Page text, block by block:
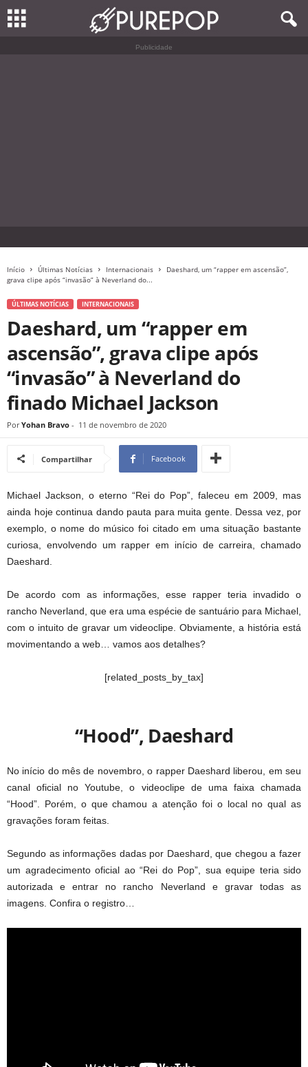
Publicidade
Início Últimas Notícias Internacionais
Daeshard, um “rapper em ascensão”,
grava clipe após “invasão” à Neverland do...
ÚLTIMAS NOTÍCIAS INTERNACIONAIS
Daeshard, um “rapper em
ascensão”, grava clipe após
“invasão” à Neverland do
finado Michael Jackson
Por Yohan Bravo - 11 de novembro de 2020
Compartilhar Facebook
Michael Jackson, o eterno “Rei do Pop”, faleceu em 2009, mas
ainda hoje continua dando pauta para muita gente. Dessa vez, por
exemplo, o nome do músico foi citado em uma situação bastante
curiosa, envolvendo um rapper em início de carreira, chamado
Daeshard.
De acordo com as informações, esse rapper teria invadido o
rancho Neverland, que era uma espécie de santuário para Michael,
com o intuito de gravar um videoclipe. Obviamente, a história está
movimentando a web… vamos aos detalhes?
[related_posts_by_tax]
“Hood”, Daeshard
No início do mês de novembro, o rapper Daeshard liberou, em seu
canal oficial no Youtube, o videoclipe de uma faixa chamada
“Hood”. Porém, o que chamou a atenção foi o local no qual as
gravações foram feitas.
Segundo as informações dadas por Daeshard, que chegou a fazer
um agradecimento oficial ao “Rei do Pop”, sua equipe teria sido
autorizada e entrar no rancho Neverland e gravar todas as
imagens. Confira o registro…